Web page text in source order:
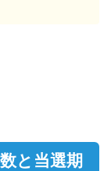
と当選期